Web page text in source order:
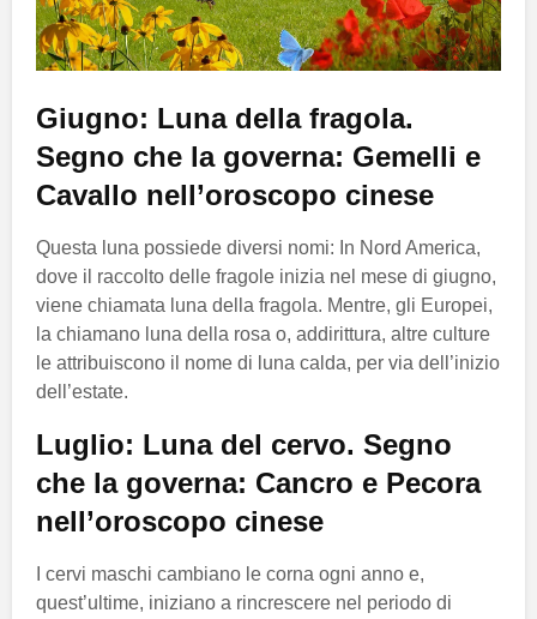
Giugno: Luna della fragola.
Segno che la governa: Gemelli e
Cavallo nell’oroscopo cinese
Questa luna possiede diversi nomi: In Nord America,
dove il raccolto delle fragole inizia nel mese di giugno,
viene chiamata luna della fragola. Mentre, gli Europei,
la chiamano luna della rosa o, addirittura, altre culture
le attribuiscono il nome di luna calda, per via dell’inizio
dell’estate.
Luglio: Luna del cervo. Segno
che la governa: Cancro e Pecora
nell’oroscopo cinese
I cervi maschi cambiano le corna ogni anno e,
quest’ultime, iniziano a rincrescere nel periodo di